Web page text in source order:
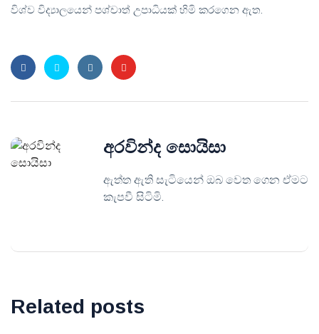
විශ්ව විද්‍යාලයෙන් පශ්චාත් උපාධියක් හිමි කරගෙන ඇත.
අරවින්ද සොයිසා
ඇත්ත ඇති සැටියෙන් ඔබ වෙත ගෙන ඒමට
කැපවී සිටිමි.
Related posts